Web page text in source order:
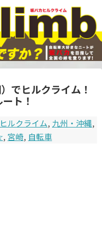
でヒルクライム！
ト！
ヒルクライム, 九州・沖縄,
, 宮崎, 自転車